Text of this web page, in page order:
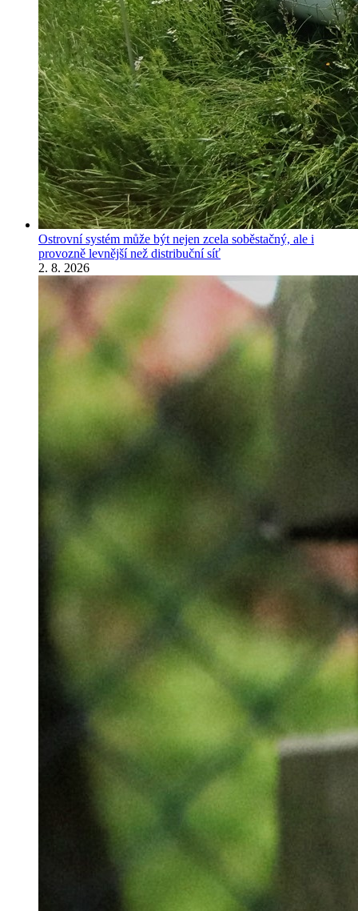
Ostrovní systém může být nejen zcela soběstačný, ale i
provozně levnější než distribuční síť
2. 8. 2026